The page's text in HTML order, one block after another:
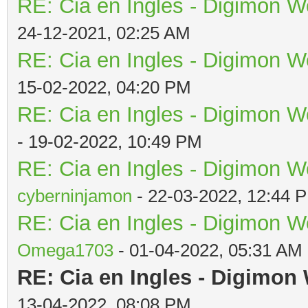
RE: Cia en Ingles - Digimon
24-12-2021, 02:25 AM
RE: Cia en Ingles - Digimon
15-02-2022, 04:20 PM
RE: Cia en Ingles - Digimon
- 19-02-2022, 10:49 PM
RE: Cia en Ingles - Digimon
cyberninjamon - 22-03-2022, 12:44
RE: Cia en Ingles - Digimon
Omega1703 - 01-04-2022, 05:31 AM
RE: Cia en Ingles - Digimon